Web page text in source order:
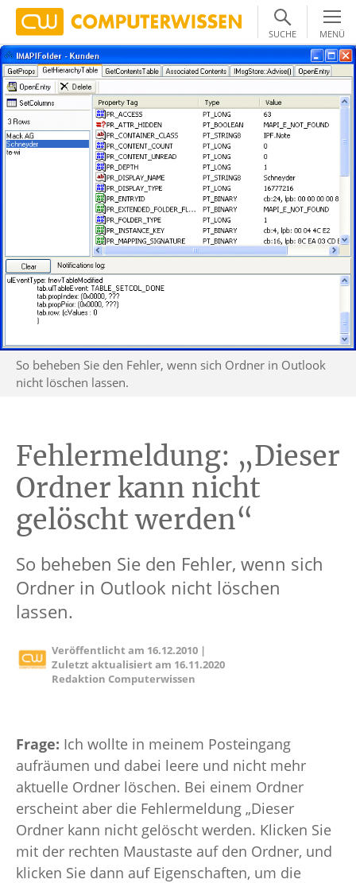
SUCHE MENÜ
So beheben Sie den Fehler, wenn sich Ordner in Outlook
nicht löschen lassen.
Fehlermeldung: „Dieser
Ordner kann nicht
gelöscht werden“
So beheben Sie den Fehler, wenn sich
Ordner in Outlook nicht löschen
lassen.
Veröffentlicht am 16.12.2010 |
Zuletzt aktualisiert am 16.11.2020
Redaktion Computerwissen
Frage: Ich wollte in meinem Posteingang
aufräumen und dabei leere und nicht mehr
aktuelle Ordner löschen. Bei einem Ordner
erscheint aber die Fehlermeldung „Dieser
Ordner kann nicht gelöscht werden. Klicken Sie
mit der rechten Maustaste auf den Ordner, und
klicken Sie dann auf Eigenschaften, um die